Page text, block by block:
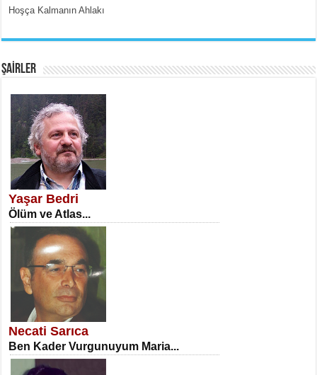
SATILMIŞ ÜMİT ÇETİNKAYA
Erkenlik...
NECLA DİLEK ARSLAN
Öğretmenler Günü Mahkemesi...
Hoşça Kalmanın Ahlakı
ŞAİRLER
Yaşar Bedri
Ölüm ve Atlas...
Necati Sarıca
Ben Kader Vurgunuyum Maria...